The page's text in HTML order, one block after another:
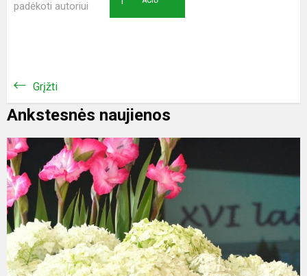
padėkoti autoriui
Grįžti
Ankstesnės naujienos